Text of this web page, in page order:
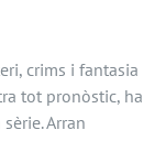
crims i fantasia
tot pronòstic, ha
Arran